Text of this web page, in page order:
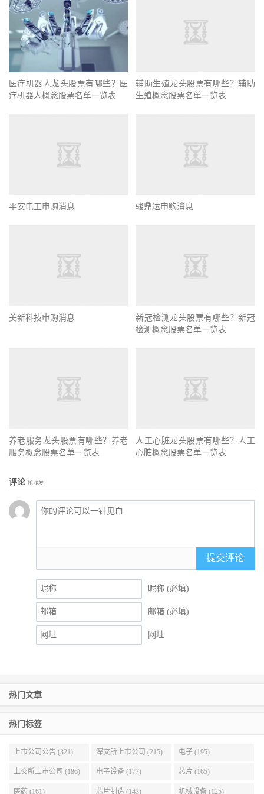
医疗机器人龙头股票有哪些？医
疗机器人概念股票名单一览表
辅助生殖龙头股票有哪些？辅助
生殖概念股票名单一览表
平安电工申购消息 骏鼎达申购消息
美新科技申购消息
新冠检测龙头股票有哪些？新冠
检测概念股票名单一览表
养老服务龙头股票有哪些？养老
服务概念股票名单一览表
人工心脏龙头股票有哪些？人工
心脏概念股票名单一览表
评论 抢沙发
提交评论
昵称 (必填)
邮箱 (必填)
网址
热门文章
热门标签
上市公司公告 (321) 深交所上市公司 (215) 电子 (195)
上交所上市公司 (186) 电子设备 (177) 芯片 (165)
医药 (161) 芯片制造 (143) 机械设备 (125)